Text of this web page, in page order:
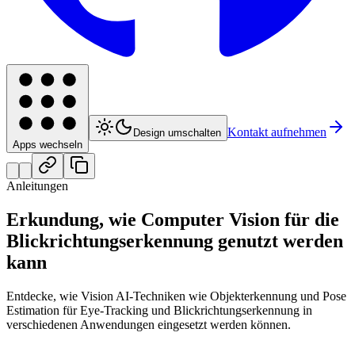
Apps wechseln
Design umschalten Kontakt aufnehmen
Anleitungen
Erkundung, wie Computer Vision für die
Blickrichtungserkennung genutzt werden
kann
Entdecke, wie Vision AI-Techniken wie Objekterkennung und Pose
Estimation für Eye-Tracking und Blickrichtungserkennung in
verschiedenen Anwendungen eingesetzt werden können.